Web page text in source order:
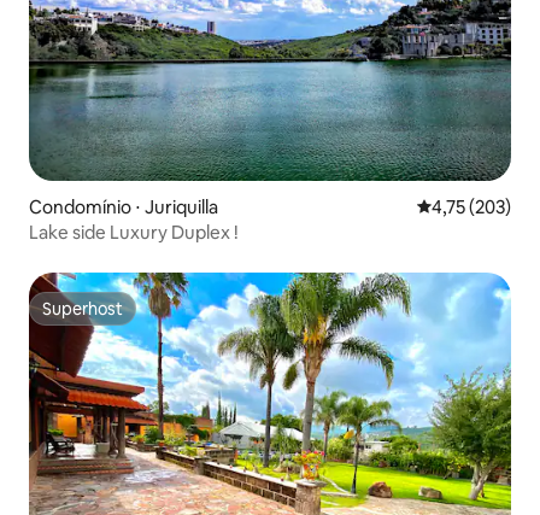
Condomínio ⋅ Juriquilla 4,75 de uma
4,75 (203)
Lake side Luxury Duplex !
Superhost
Superhost